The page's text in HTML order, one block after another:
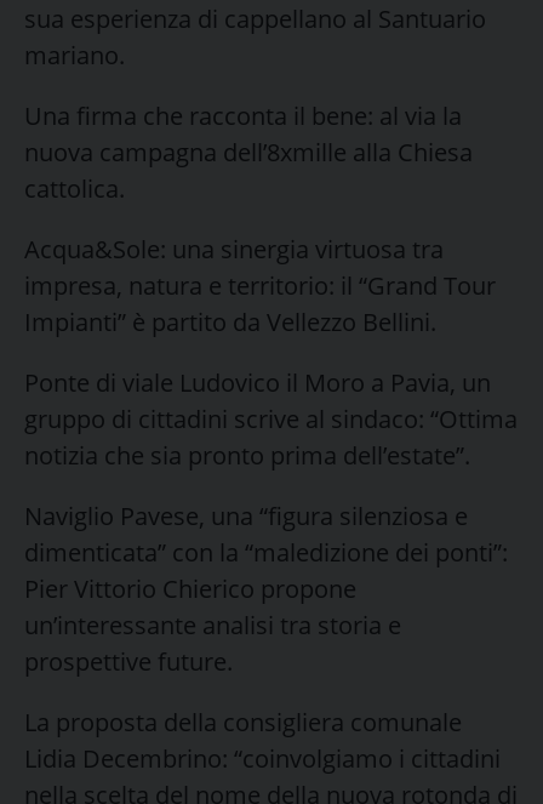
sua esperienza di cappellano al Santuario
mariano.
Una firma che racconta il bene: al via la
nuova campagna dell’8xmille alla Chiesa
cattolica.
Acqua&Sole: una sinergia virtuosa tra
impresa, natura e territorio: il “Grand Tour
Impianti” è partito da Vellezzo Bellini.
Ponte di viale Ludovico il Moro a Pavia, un
gruppo di cittadini scrive al sindaco: “Ottima
notizia che sia pronto prima dell’estate”.
Naviglio Pavese, una “figura silenziosa e
dimenticata” con la “maledizione dei ponti”:
Pier Vittorio Chierico propone
un’interessante analisi tra storia e
prospettive future.
La proposta della consigliera comunale
Lidia Decembrino: “coinvolgiamo i cittadini
nella scelta del nome della nuova rotonda di